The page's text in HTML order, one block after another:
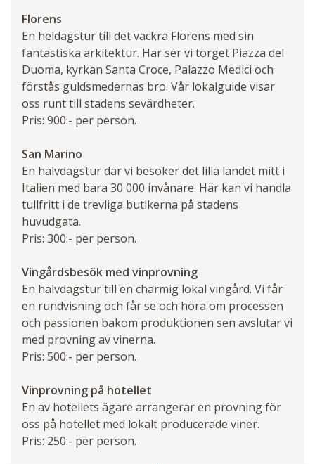
Florens
En heldagstur till det vackra Florens med sin
fantastiska arkitektur. Här ser vi torget Piazza del
Duoma, kyrkan Santa Croce, Palazzo Medici och
förstås guldsmedernas bro. Vår lokalguide visar
oss runt till stadens sevärdheter.
Pris: 900:- per person.
San Marino
En halvdagstur där vi besöker det lilla landet mitt i
Italien med bara 30 000 invånare. Här kan vi handla
tullfritt i de trevliga butikerna på stadens
huvudgata.
Pris: 300:- per person.
Vingårdsbesök med vinprovning
En halvdagstur till en charmig lokal vingård. Vi får
en rundvisning och får se och höra om processen
och passionen bakom produktionen sen avslutar vi
med provning av vinerna.
Pris: 500:- per person.
Vinprovning på hotellet
En av hotellets ägare arrangerar en provning för
oss på hotellet med lokalt producerade viner.
Pris: 250:- per person.